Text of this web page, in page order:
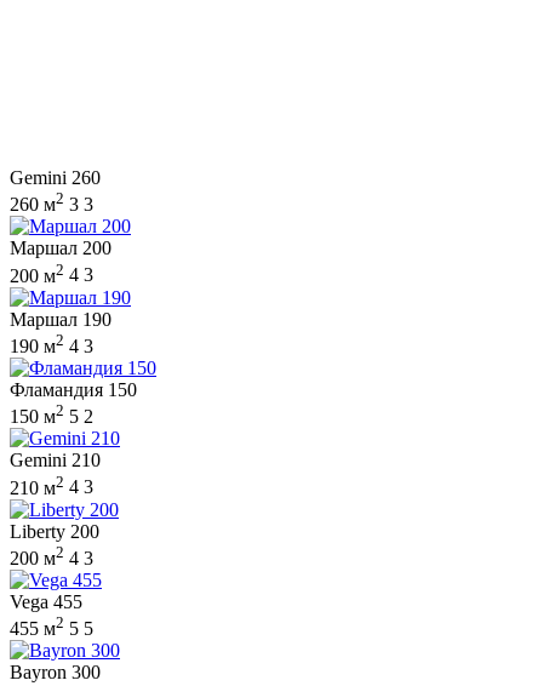
Gemini 260
260 м2 3 3
Маршал 200
200 м2 4 3
Маршал 190
190 м2 4 3
Фламандия 150
150 м2 5 2
Gemini 210
210 м2 4 3
Liberty 200
200 м2 4 3
Vega 455
455 м2 5 5
Bayron 300